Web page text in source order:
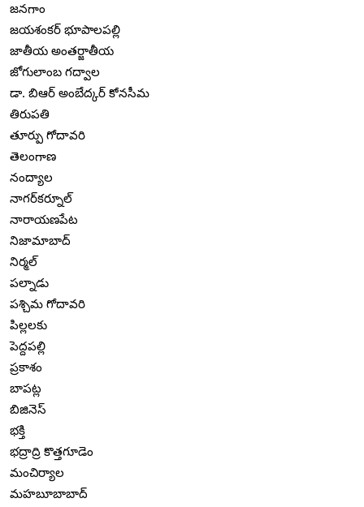
జనగాం
జయశంకర్ భూపాలపల్లి
జాతీయ అంతర్జాతీయ
జోగులాంబ గద్వాల
డా. బిఆర్ అంబేద్కర్ కోనసీమ
తిరుపతి
తూర్పు గోదావరి
తెలంగాణ
నంద్యాల
నాగర్‌కర్నూల్
నారాయణపేట
నిజామాబాద్
నిర్మల్
పల్నాడు
పశ్చిమ గోదావరి
పిల్లలకు
పెద్దపల్లి
ప్రకాశం
బాపట్ల
బిజినెస్
భక్తి
భద్రాద్రి కొత్తగూడెం
మంచిర్యాల
మహబూబాబాద్